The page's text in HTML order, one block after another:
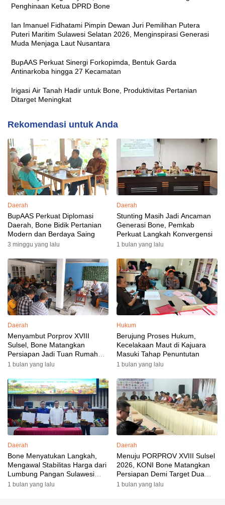
Penghinaan Ketua DPRD Bone
Ian Imanuel Fidhatami Pimpin Dewan Juri Pemilihan Putera
Puteri Maritim Sulawesi Selatan 2026, Menginspirasi Generasi
Muda Menjaga Laut Nusantara
BupAAS Perkuat Sinergi Forkopimda, Bentuk Garda
Antinarkoba hingga 27 Kecamatan
Irigasi Air Tanah Hadir untuk Bone, Produktivitas Pertanian
Ditarget Meningkat
Rekomendasi untuk Anda
Daerah
BupAAS Perkuat Diplomasi
Daerah, Bone Bidik Pertanian
Modern dan Berdaya Saing
3 minggu yang lalu
Daerah
Stunting Masih Jadi Ancaman
Generasi Bone, Pemkab
Perkuat Langkah Konvergensi
1 bulan yang lalu
Daerah
Menyambut Porprov XVIII
Sulsel, Bone Matangkan
Persiapan Jadi Tuan Rumah
yang Berkesan: Wakil Bupati
Targetkan Venue dan
Akomodasi Rampung
1 bulan yang lalu
Hukum
Berujung Proses Hukum,
Kecelakaan Maut di Kajuara
Masuki Tahap Penuntutan
1 bulan yang lalu
Daerah
Bone Menyatukan Langkah,
Mengawal Stabilitas Harga dari
Lumbung Pangan Sulawesi
Selatan
1 bulan yang lalu
Daerah
Menuju PORPROV XVIII Sulsel
2026, KONI Bone Matangkan
Persiapan Demi Target Dua
Besar
1 bulan yang lalu